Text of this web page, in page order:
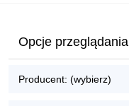
Opcje przeglądania
Producent: (wybierz)